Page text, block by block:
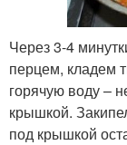
Через 3-4
перцем, кладем
горячую воду –
крышкой.
под крышкой